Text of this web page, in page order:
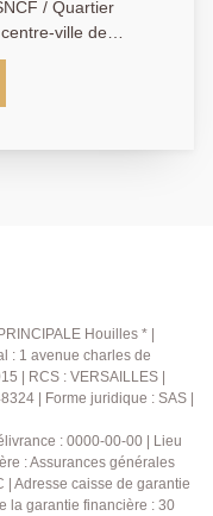
/ Quartier
de la gare
de vous
entretenue, en
d'avoir une 4ème
électriques et
d'espace à
209 R.S.A.C
Houilles * |
: 1 avenue charles de
| RCS : VERSAILLES |
| Forme juridique : SAS |
: 0000-00-00 | Lieu
: Assurances générales
| Adresse caisse de garantie
la garantie financière : 30